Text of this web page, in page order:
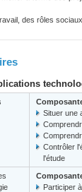
des rôles
Situer une
Contrôler
l'étude
Participer